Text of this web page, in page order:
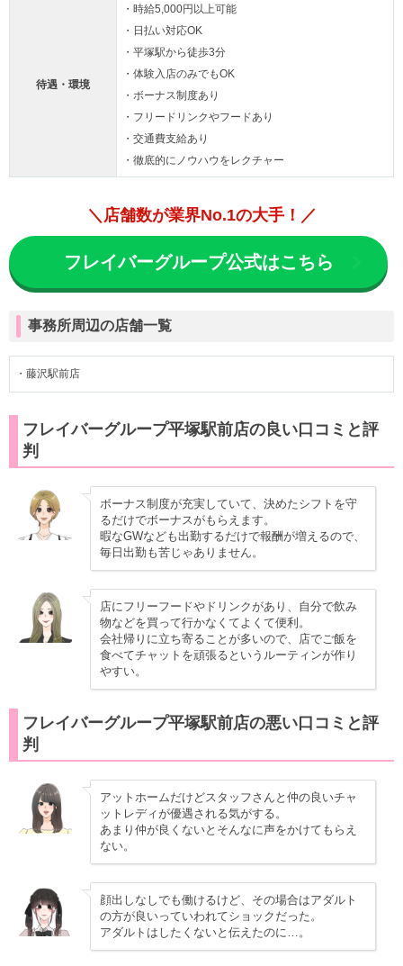
待遇・環境
・時給5,000円以上可能
・日払い対応OK
・平塚駅から徒歩3分
・体験入店のみでもOK
・ボーナス制度あり
・フリードリンクやフードあり
・交通費支給あり
・徹底的にノウハウをレクチャー
＼店舗数が業界No.1の大手！／
フレイバーグループ公式はこちら
事務所周辺の店舗一覧
・藤沢駅前店
フレイバーグループ平塚駅前店の良い口コミと評
判
ボーナス制度が充実していて、決めたシフトを守
るだけでボーナスがもらえます。
暇なGWなども出勤するだけで報酬が増えるので、
毎日出勤も苦じゃありません。
店にフリーフードやドリンクがあり、自分で飲み
物などを買って行かなくてよくて便利。
会社帰りに立ち寄ることが多いので、店でご飯を
食べてチャットを頑張るというルーティンが作り
やすい。
フレイバーグループ平塚駅前店の悪い口コミと評
判
アットホームだけどスタッフさんと仲の良いチャ
ットレディが優遇される気がする。
あまり仲が良くないとそんなに声をかけてもらえ
ない。
顔出しなしでも働けるけど、その場合はアダルト
の方が良いっていわれてショックだった。
アダルトはしたくないと伝えたのに…。